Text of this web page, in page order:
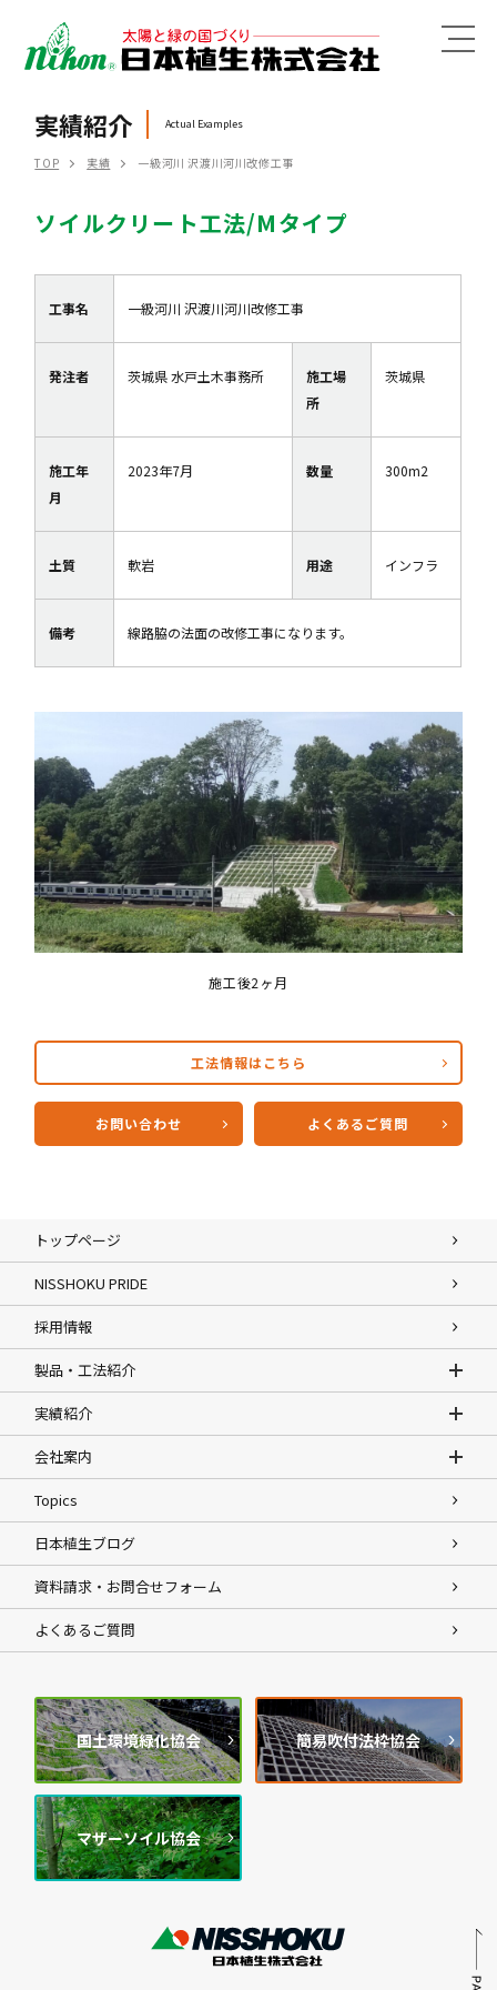
MENU
実績紹介 Actual Examples
TOP 実績 一級河川 沢渡川河川改修工事
ソイルクリート工法/Mタイプ
工事名 一級河川 沢渡川河川改修工事
発注者 茨城県 水戸土木事務所
施工場
所
茨城県
施工年
月
2023年7月 数量 300m2
土質 軟岩 用途 インフラ
備考 線路脇の法面の改修工事になります。
施工後2ヶ月
工法情報はこちら
お問い合わせ よくあるご質問
トップページ
NISSHOKU PRIDE
採用情報
製品・工法紹介
実績紹介
会社案内
Topics
日本植生ブログ
資料請求・お問合せフォーム
よくあるご質問
国土環境緑化協会 簡易吹付法枠協会
マザーソイル協会